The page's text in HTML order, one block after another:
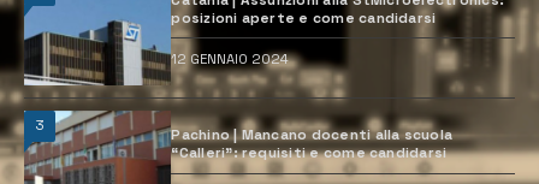
posizioni aperte e come candidarsi
12 GENNAIO 2024
3
Pachino | Mancano docenti alla scuola
“Calleri”: requisiti e come candidarsi